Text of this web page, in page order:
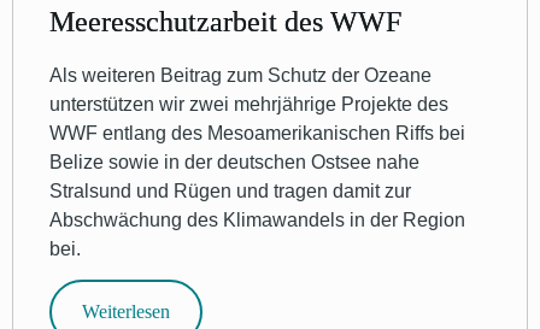
Meeresschutzarbeit des WWF
Als weiteren Beitrag zum Schutz der Ozeane
unterstützen wir zwei mehrjährige Projekte des
WWF entlang des Mesoamerikanischen Riffs bei
Belize sowie in der deutschen Ostsee nahe
Stralsund und Rügen und tragen damit zur
Abschwächung des Klimawandels in der Region
bei.
Weiterlesen